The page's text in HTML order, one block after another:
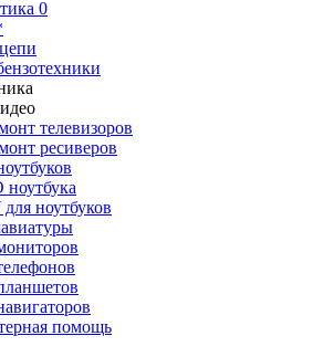
0
телевизоров
ресиверов
ноутбуков
помощь